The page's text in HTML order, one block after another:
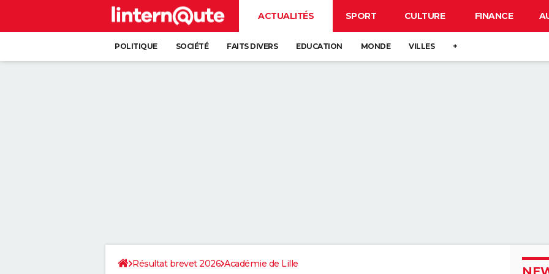
ACTUALITÉS SPORT CULTURE FINANCE
POLITIQUE SOCIÉTÉ FAITS DIVERS EDUCATION MONDE VILLES +
Résultat brevet 2026 Académie de Lille